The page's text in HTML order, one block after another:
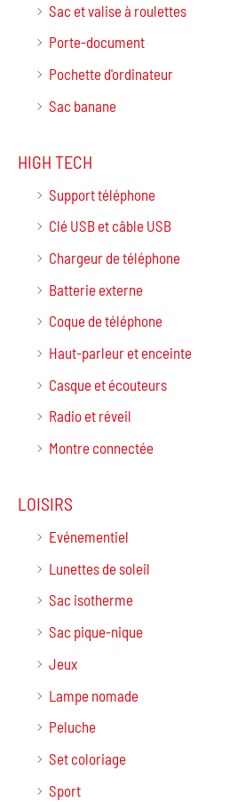
Sac et valise à roulettes
Porte-document
Pochette d'ordinateur
Sac banane
HIGH TECH
Support téléphone
Clé USB et câble USB
Chargeur de téléphone
Batterie externe
Coque de téléphone
Haut-parleur et enceinte
Casque et écouteurs
Radio et réveil
Montre connectée
LOISIRS
Evénementiel
Lunettes de soleil
Sac isotherme
Sac pique-nique
Jeux
Lampe nomade
Peluche
Set coloriage
Sport